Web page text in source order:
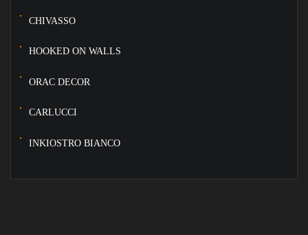
CHIVASSO
HOOKED ON WALLS
ORAC DECOR
CARLUCCI
INKIOSTRO BIANCO